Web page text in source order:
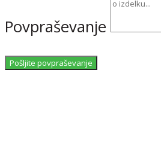
Povpraševanje
Pošljite povpraševanje